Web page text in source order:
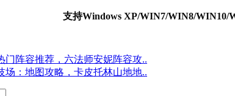
支持Windows XP/WIN7/WIN8/WIN10/
门阵容推荐，六法师安妮阵容攻..
场：地图攻略，卡皮托林山地地..